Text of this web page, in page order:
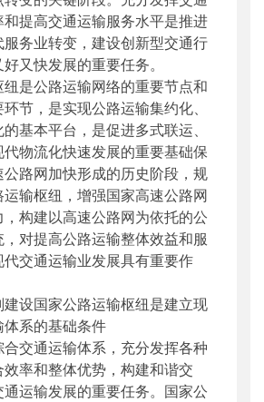
提高交通运输服务水平是推进
务业转变，建设创新型交通行
又快发展的重要任务。
是公路运输网络的重要节点和
节，是实现公路运输集约化、
基本平台，是促进多式联运、
物流化快速发展的重要基础保
路网加快形成的历史阶段，规
输枢纽，增强国家高速公路网
构建以高速公路网为依托的公
对提高公路运输整体效益和服
交通运输业发展具有重要作
设国家公路运输枢纽是建立现
系的基础条件
交通运输体系，充分发挥各种
率和整体优势，构建和谐交
运输发展的重要任务。国家公